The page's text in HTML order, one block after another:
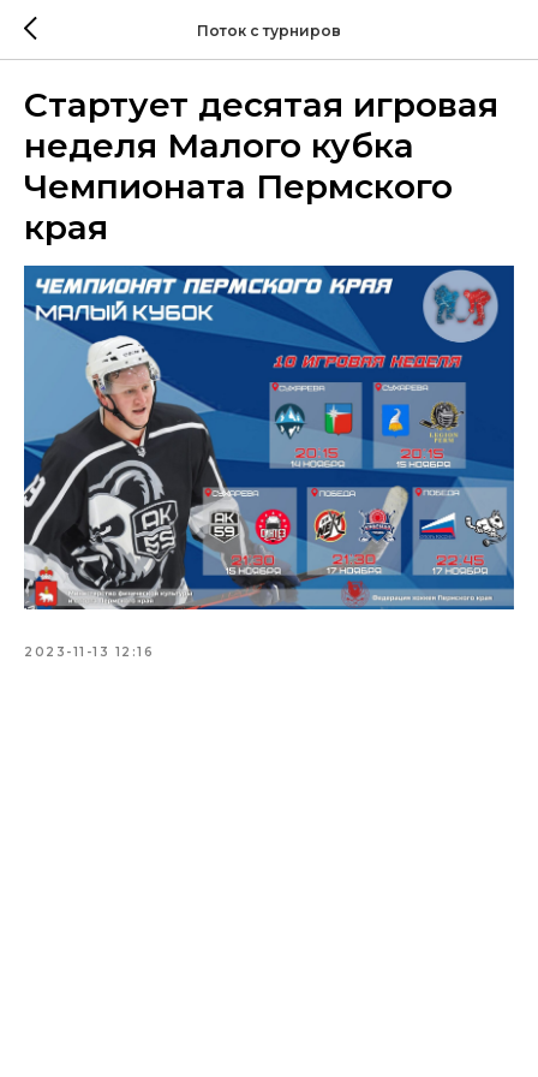
Поток с турниров
Стартует десятая игровая
неделя Малого кубка
Чемпионата Пермского
края
2023-11-13 12:16